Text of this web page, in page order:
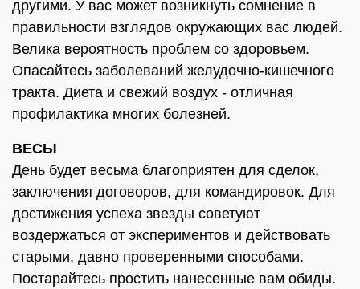
другими. У вас может возникнуть сомнение в
правильности взглядов окружающих вас людей.
Велика вероятность проблем со здоровьем.
Опасайтесь заболеваний желудочно-кишечного
тракта. Диета и свежий воздух - отличная
профилактика многих болезней.
ВЕСЫ
День будет весьма благоприятен для сделок,
заключения договоров, для командировок. Для
достижения успеха звезды советуют
воздержаться от экспериментов и действовать
старыми, давно проверенными способами.
Постарайтесь простить нанесенные вам обиды.